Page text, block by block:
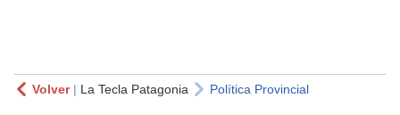
Volver| La Tecla Patagonia Política Provincial